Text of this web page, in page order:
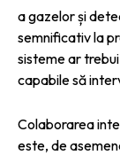
a gazelor și
semnificativ la
sisteme ar
capabile să
Colaborarea
este, de